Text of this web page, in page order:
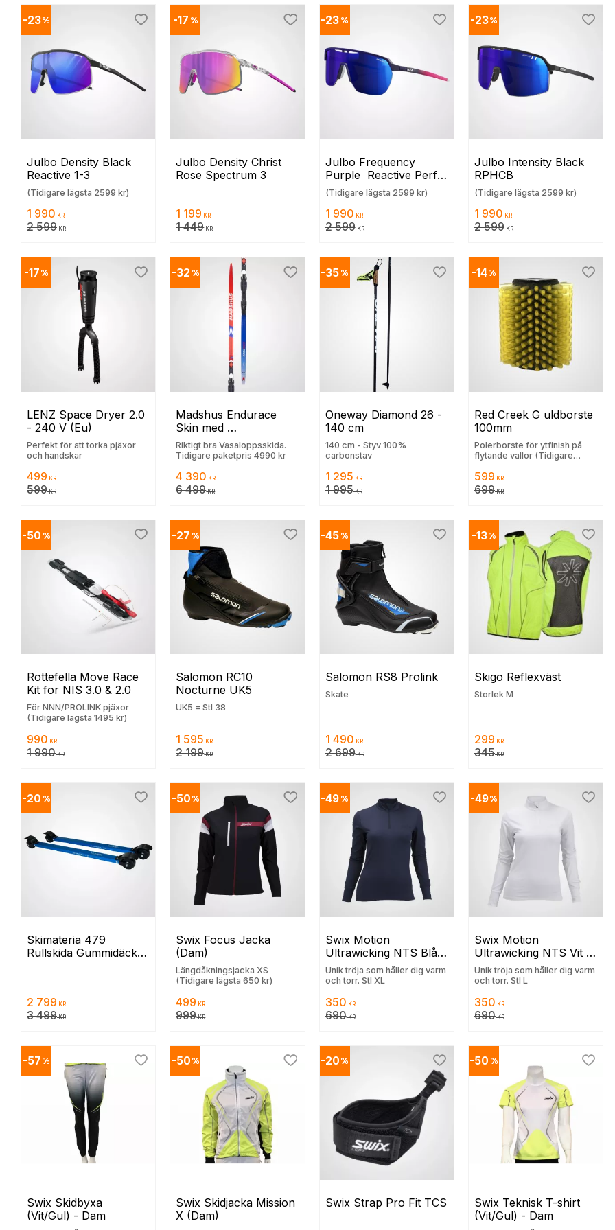
Julbo Density Black
Reactive 1-3
(Tidigare lägsta 2599 kr)
1 990 KR
2 599KR
23% Lägg till i favoriter
Julbo Density Christ
Rose Spectrum 3
1 199 KR
1 449KR
17 % Lägg till i favoriter
Julbo Frequency
Purple  Reactive Perf.
1-3 MLBL
(Tidigare lägsta 2599 kr)
1 990 KR
2 599KR
23 % Lägg till i favoriter
Julbo Intensity Black
RPHCB
(Tidigare lägsta 2599 kr)
1 990 KR
2 599KR
23% Lägg
LENZ Space Dryer 2.0
- 240 V (Eu)
Perfekt för att torka pjäxor
och handskar
499 KR
599KR
17 % Lägg till i favoriter
Madshus Endurace
Skin med
Movebindning och
grundvallning
Riktigt bra Vasaloppsskida.
Tidigare paketpris 4990 kr
4 390 KR
6 499KR
32 % Lägg till i favoriter
Oneway Diamond 26 -
140 cm
140 cm - Styv 100%
carbonstav
1 295 KR
1 995KR
35 % Lägg till i favoriter
Red Creek G uldborste
100mm
Polerborste för ytfinish på
flytande vallor (Tidigare
599 KR
699KR
14%
Rottefella Move Race
Kit for NIS 3.0 & 2.0
För NNN/PROLINK pjäxor
(Tidigare lägsta 1495 kr)
990 KR
1 990KR
50 % Lägg till i favoriter
Salomon RC10
Nocturne UK5
UK5 = Stl 38
1 595 KR
2 199KR
27 % Lägg till i favoriter
Salomon RS8 Prolink
Skate
1 490 KR
2 699KR
45 % Lägg till i favoriter
Skigo Reflexväst
Storlek M
299 KR
345KR
13% Lägg
Skimateria 479
Rullskida Gummidäck
2 799 KR
3 499KR
20 % Lägg till i favoriter
Swix Focus Jacka
(Dam)
Längdåkningsjacka XS
(Tidigare lägsta 650 kr)
499 KR
999KR
50 % Lägg till i favoriter
Swix Motion
Ultrawicking NTS Blå
(Dam)
Unik tröja som håller dig varm
och torr. Stl XL
350 KR
690KR
49 % Lägg till i favoriter
Swix Motion
Ultrawicking NTS Vit
(Dam)
Unik tröja som håller dig varm
och torr. Stl L
350 KR
690KR
49% Lägg
Swix Skidbyxa
(Vit/Gul) - Dam
57 % Lägg till i favoriter
Swix Skidjacka Mission
X (Dam)
50 % Lägg till i favoriter
Swix Strap Pro Fit TCS
20 % Lägg till i favoriter
Swix Teknisk T-shirt
(Vit/Gul) - Dam
50 % Lägg